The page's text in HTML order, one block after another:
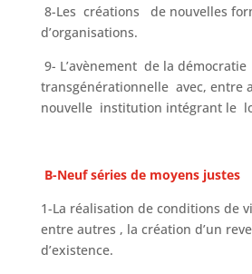
8-Les créations de nouvelles
d’organisations.
9- L’avènement de la démocratie
transgénérationnelle avec, entre
nouvelle institution intégrant le
B-Neuf séries de moyens justes
1-La réalisation de conditions de
entre autres , la création d’un
d’existence.